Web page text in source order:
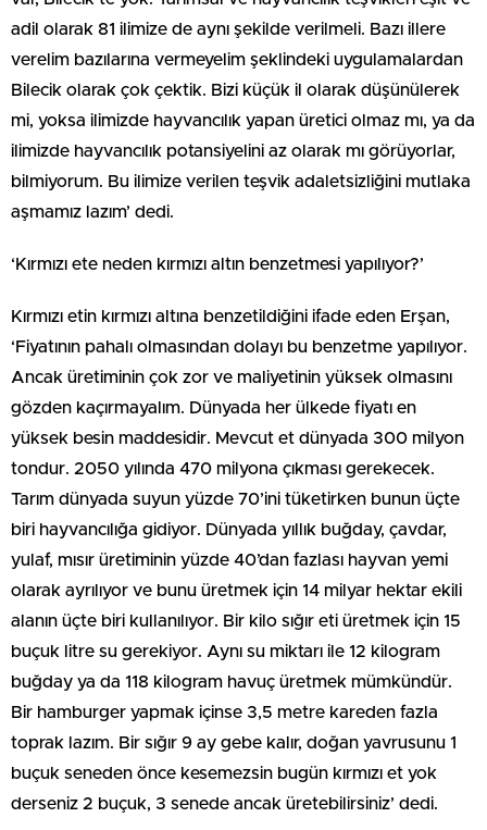
adil olarak 81 ilimize de aynı şekilde verilmeli. Bazı illere
verelim bazılarına vermeyelim şeklindeki uygulamalardan
Bilecik olarak çok çektik. Bizi küçük il olarak düşünülerek
mi, yoksa ilimizde hayvancılık yapan üretici olmaz mı, ya da
ilimizde hayvancılık potansiyelini az olarak mı görüyorlar,
bilmiyorum. Bu ilimize verilen teşvik adaletsizliğini mutlaka
aşmamız lazım’ dedi.
‘Kırmızı ete neden kırmızı altın benzetmesi yapılıyor?’
Kırmızı etin kırmızı altına benzetildiğini ifade eden Erşan,
‘Fiyatının pahalı olmasından dolayı bu benzetme yapılıyor.
Ancak üretiminin çok zor ve maliyetinin yüksek olmasını
gözden kaçırmayalım. Dünyada her ülkede fiyatı en
yüksek besin maddesidir. Mevcut et dünyada 300 milyon
tondur. 2050 yılında 470 milyona çıkması gerekecek.
Tarım dünyada suyun yüzde 70’ini tüketirken bunun üçte
biri hayvancılığa gidiyor. Dünyada yıllık buğday, çavdar,
yulaf, mısır üretiminin yüzde 40’dan fazlası hayvan yemi
olarak ayrılıyor ve bunu üretmek için 14 milyar hektar ekili
alanın üçte biri kullanılıyor. Bir kilo sığır eti üretmek için 15
buçuk litre su gerekiyor. Aynı su miktarı ile 12 kilogram
buğday ya da 118 kilogram havuç üretmek mümkündür.
Bir hamburger yapmak içinse 3,5 metre kareden fazla
toprak lazım. Bir sığır 9 ay gebe kalır, doğan yavrusunu 1
buçuk seneden önce kesemezsin bugün kırmızı et yok
derseniz 2 buçuk, 3 senede ancak üretebilirsiniz’ dedi.